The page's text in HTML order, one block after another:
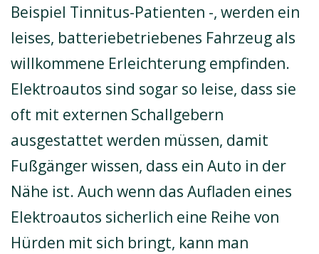
Beispiel Tinnitus-Patienten -, werden ein
leises, batteriebetriebenes Fahrzeug als
willkommene Erleichterung empfinden.
Elektroautos sind sogar so leise, dass sie
oft mit externen Schallgebern
ausgestattet werden müssen, damit
Fußgänger wissen, dass ein Auto in der
Nähe ist. Auch wenn das Aufladen eines
Elektroautos sicherlich eine Reihe von
Hürden mit sich bringt, kann man